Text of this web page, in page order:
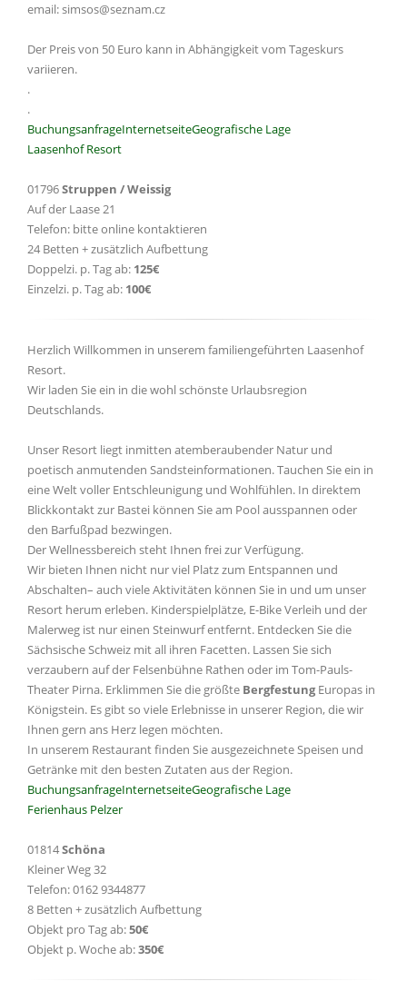
email: simsos@seznam.cz
Der Preis von 50 Euro kann in Abhängigkeit vom Tageskurs
variieren.
.
.
BuchungsanfrageInternetseiteGeografische Lage
Laasenhof Resort
01796Struppen / Weissig
Auf der Laase 21
Telefon: bitte online kontaktieren
24 Betten + zusätzlich Aufbettung
Doppelzi. p. Tag ab: 125€
Einzelzi. p. Tag ab: 100€
Herzlich Willkommen in unserem familiengeführten Laasenhof
Resort.
Wir laden Sie ein in die wohl schönste Urlaubsregion
Deutschlands.
Unser Resort liegt inmitten atemberaubender Natur und
poetisch anmutenden Sandsteinformationen. Tauchen Sie ein in
eine Welt voller Entschleunigung und Wohlfühlen. In direktem
Blickkontakt zur Bastei können Sie am Pool ausspannen oder
den Barfußpad bezwingen.
Der Wellnessbereich steht Ihnen frei zur Verfügung.
Wir bieten Ihnen nicht nur viel Platz zum Entspannen und
Abschalten– auch viele Aktivitäten können Sie in und um unser
Resort herum erleben. Kinderspielplätze, E-Bike Verleih und der
Malerweg ist nur einen Steinwurf entfernt. Entdecken Sie die
Sächsische Schweiz mit all ihren Facetten. Lassen Sie sich
verzaubern auf der Felsenbühne Rathen oder im Tom-Pauls-
Theater Pirna. Erklimmen Sie die größte BergfestungEuropas in
Königstein. Es gibt so viele Erlebnisse in unserer Region, die wir
Ihnen gern ans Herz legen möchten.
In unserem Restaurant finden Sie ausgezeichnete Speisen und
Getränke mit den besten Zutaten aus der Region.
BuchungsanfrageInternetseiteGeografische Lage
Ferienhaus Pelzer
01814Schöna
Kleiner Weg 32
Telefon: 0162 9344877
8 Betten + zusätzlich Aufbettung
Objekt pro Tag ab:50€
Objekt p. Woche ab:350€